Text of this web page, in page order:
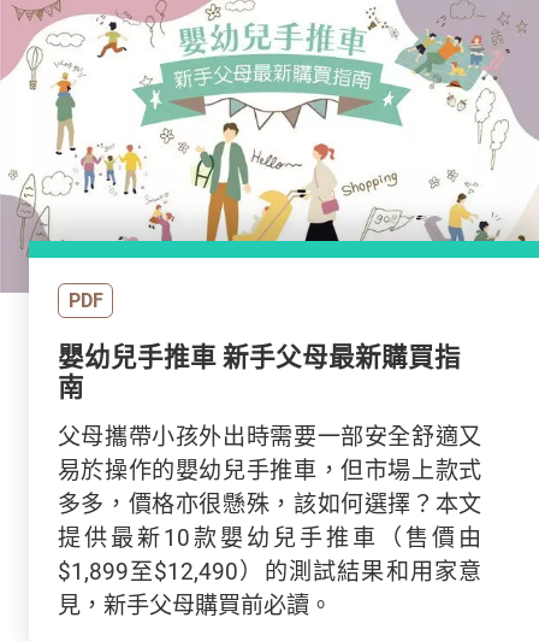
PDF
嬰幼兒手推車 新手父母最新購買指
南
父母攜帶小孩外出時需要一部安全舒適又
易於操作的嬰幼兒手推車，但市場上款式
多多，價格亦很懸殊，該如何選擇？本文
提供最新10款嬰幼兒手推車（售價由
$1,899至$12,490）的測試結果和用家意
見，新手父母購買前必讀。